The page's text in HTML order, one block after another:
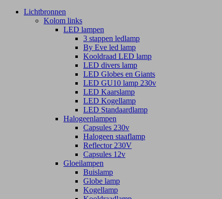
Lichtbronnen
Kolom links
LED lampen
3 stappen ledlamp
By Eve led lamp
Kooldraad LED lamp
LED divers lamp
LED Globes en Giants
LED GU10 lamp 230v
LED Kaarslamp
LED Kogellamp
LED Standaardlamp
Halogeenlampen
Capsules 230v
Halogeen staaflamp
Reflector 230V
Capsules 12v
Gloeilampen
Buislamp
Globe lamp
Kogellamp